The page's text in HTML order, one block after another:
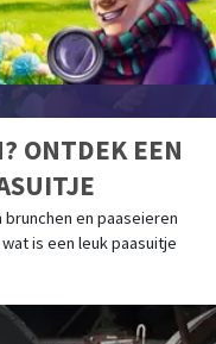
ONTDEK EEN
en paaseieren
is een leuk paasuitje